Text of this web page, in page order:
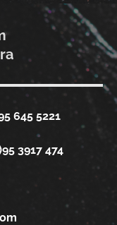
645 5221
3917 474